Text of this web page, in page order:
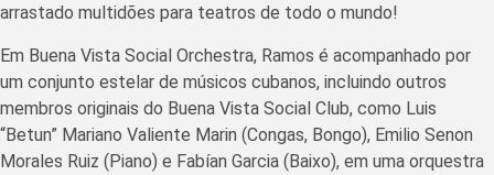
arrastado multidões para teatros de todo o mundo!
Em Buena Vista Social Orchestra, Ramos é acompanhado por
um conjunto estelar de músicos cubanos, incluindo outros
membros originais do Buena Vista Social Club, como Luis
“Betun” Mariano Valiente Marin (Congas, Bongo), Emilio Senon
Morales Ruiz (Piano) e Fabían Garcia (Baixo), em uma orquestra